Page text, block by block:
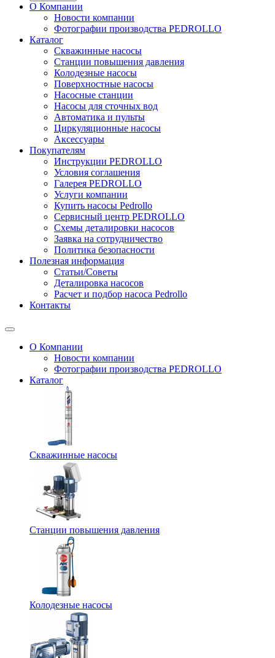
О Компании
Новости компании
Фотографии производства PEDROLLO
Каталог
Скважинные насосы
Станции повышения давления
Колодезные насосы
Поверхностные насосы
Насосные станции
Насосы для сточных вод
Автоматика и пульты
Циркуляционные насосы
Аксессуары
Покупателям
Инструкции PEDROLLO
Условия соглашения
Галерея PEDROLLO
Услуги компании
Купить насосы Pedrollo
Сервисный центр PEDROLLO
Схемы деталировки насосов
Заявка на сотрудничество
Политика безопасности
Полезная информация
Статьи/Советы
Деталировка насосов
Расчет и подбор насоса Pedrollo
Контакты
О Компании
Новости компании
Фотографии производства PEDROLLO
Каталог
Скважинные насосы
Станции повышения давления
Колодезные насосы